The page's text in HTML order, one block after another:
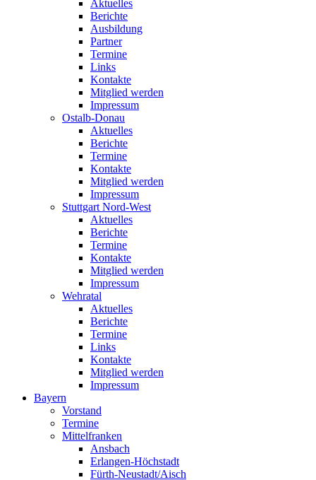
Aktuelles
Berichte
Ausbildung
Partner
Termine
Links
Kontakte
Mitglied werden
Impressum
Ostalb-Donau
Aktuelles
Berichte
Termine
Kontakte
Mitglied werden
Impressum
Stuttgart Nord-West
Aktuelles
Berichte
Termine
Kontakte
Mitglied werden
Impressum
Wehratal
Aktuelles
Berichte
Termine
Links
Kontakte
Mitglied werden
Impressum
Bayern
Vorstand
Termine
Mittelfranken
Ansbach
Erlangen-Höchstadt
Fürth-Neustadt/Aisch